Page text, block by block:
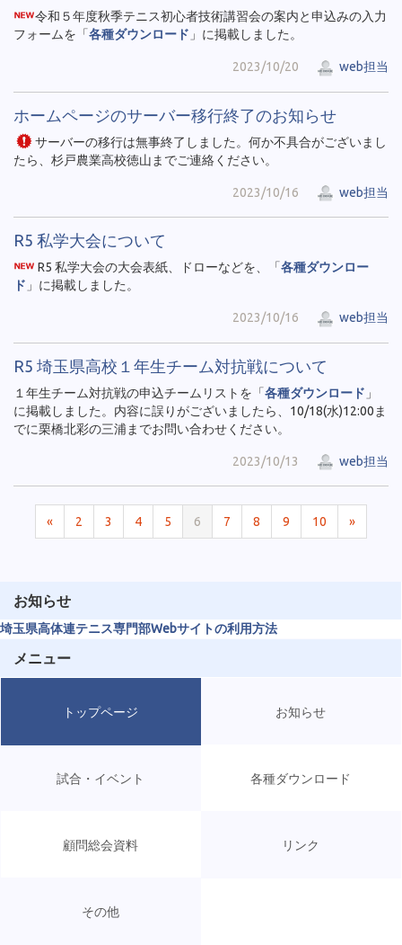
令和５年度秋季テニス初心者技術講習会の案内と申込みの入力
フォームを「各種ダウンロード 」に掲載しました。
2023/10/20 web担当
ホームページのサーバー移行終了のお知らせ
サーバーの移行は無事終了しました。何か不具合がございまし
たら、杉戸農業高校徳山までご連絡ください。
2023/10/16 web担当
R5 私学大会について
R5 私学大会の大会表紙、ドローなどを、「各種ダウンロー
ド 」に掲載しました。
2023/10/16 web担当
R5 埼玉県高校１年生チーム対抗戦について
１年生チーム対抗戦の申込チームリストを「各種ダウンロード 」
に掲載しました。内容に誤りがございましたら、10/18(水)12:00ま
でに栗橋北彩の三浦までお問い合わせください。
2023/10/13 web担当
« 2 3 4 5 6 7 8 9 10 »
お知らせ
埼玉県高体連テニス専門部Webサイトの利用方法
メニュー
トップページ お知らせ
試合・イベント 各種ダウンロード
顧問総会資料 リンク
その他